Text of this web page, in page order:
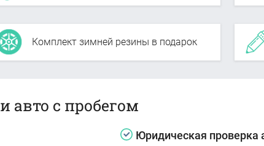
Комплект зимней резины в подарок
авто с пробегом
Юридическая проверка